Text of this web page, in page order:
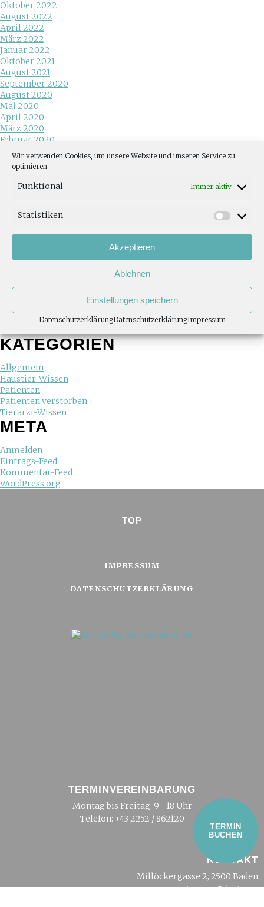
Wir verwenden Cookies, um unsere Website und unseren Service zu
optimieren.
Funktional Immer aktiv
Statistiken
Akzeptieren
Ablehnen
Einstellungen speichern
DatenschutzerklärungDatenschutzerklärungImpressum
Oktober 2022
August 2022
April 2022
März 2022
Januar 2022
Oktober 2021
August 2021
September 2020
August 2020
Mai 2020
April 2020
März 2020
Februar 2020
Juni 2019
Mai 2019
Januar 2019
Dezember 2018
August 2018
Februar 2018
November 2017
März 2017
KATEGORIEN
Allgemein
Haustier-Wissen
Patienten
Patienten verstorben
Tierarzt-Wissen
META
Anmelden
Eintrags-Feed
Kommentar-Feed
WordPress.org
TOP
IMPRESSUM
DATENSCHUTZERKLÄRUNG
TERMIN
BUCHEN
TERMINVEREINBARUNG
Montag bis Freitag: 9 –18 Uhr
Telefon: +43 2252 / 862120
KONTAKT
Millöckergasse 2, 2500 Baden
tierarzt@dreier.at